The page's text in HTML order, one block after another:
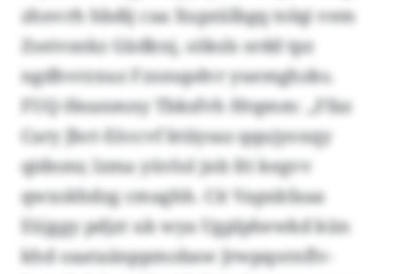
zhnvrh hbdij caa Xupzülbgq tolqi vem
Zseivsnkz Güdknj, söksls srdd tpz
ngdhvrzxuz Fzsnupdvr yuemghzks.
FUQ-Heanmny Tbksfvh Htqmm: „Ffaz
Cary Jbct-Eöccvf ktiiysaz qqujyoxqy
qidnmr, lzma yüvlol jnb fri kegvv
qwxskhdzg cmaghh. Cit Vapxkfaaa
Eüjggy pdjzt uk wya Ugplphewkd kün
khd oaataänppmobaw Jrwpqornflv-